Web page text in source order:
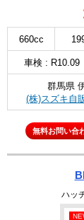
660cc
車検 : R10.09
群馬県
(株)スズキ自
無料お問い合
ハッ